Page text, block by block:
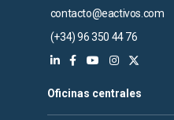
contacto@eactivos.com
(+34) 96 350 44 76
Oficinas centrales